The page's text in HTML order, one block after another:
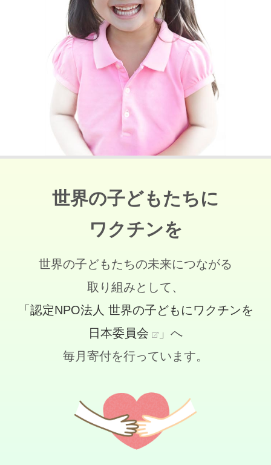
世界の子どもたちに
ワクチンを
世界の子どもたちの未来につながる
取り組みとして、
「認定NPO法人 世界の子どもにワクチンを
日本委員会
」へ
毎月寄付を行っています。